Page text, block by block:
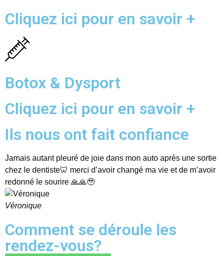
Cliquez ici pour en savoir +
Botox & Dysport
Cliquez ici pour en savoir +
Ils nous ont fait confiance
Jamais autant pleuré de joie dans mon auto après une sortie
chez le dentiste🦷 merci d’avoir changé ma vie et de m’avoir
redonné le sourire 🙏🙏🥹
Véronique
Comment se déroule les
rendez-vous?